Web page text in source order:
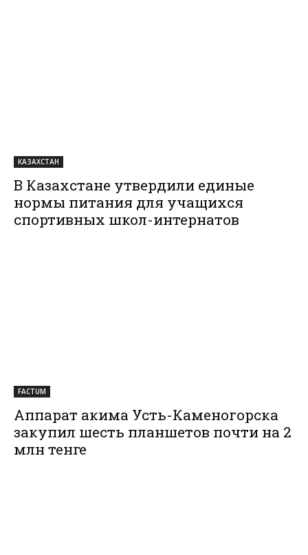
КАЗАХСТАН
В Казахстане утвердили единые
нормы питания для учащихся
спортивных школ-интернатов
FACTUM
Аппарат акима Усть-Каменогорска
закупил шесть планшетов почти на 2
млн тенге